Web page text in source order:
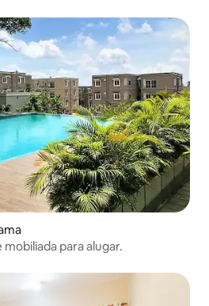
para alugar.